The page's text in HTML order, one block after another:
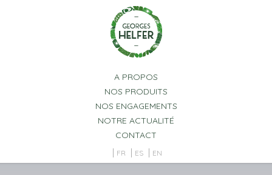
A PROPOS
NOS PRODUITS
NOS ENGAGEMENTS
NOTRE ACTUALITÉ
CONTACT
FR ES EN
Panneau de gestion des cookies